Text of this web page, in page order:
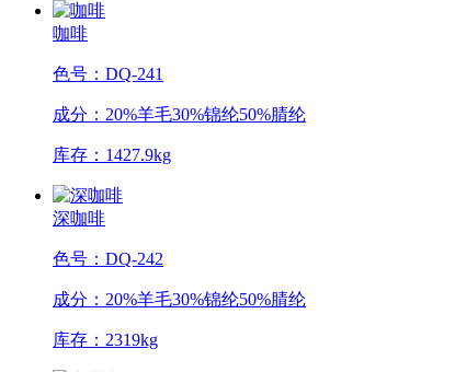
咖啡
色号：DQ-241
成分：20%羊毛30%锦纶50%腈纶
库存：1427.9kg
深咖啡
色号：DQ-242
成分：20%羊毛30%锦纶50%腈纶
库存：2319kg